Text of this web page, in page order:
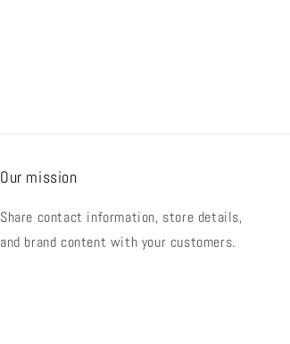
Our mission
Share contact information, store details,
and brand content with your customers.